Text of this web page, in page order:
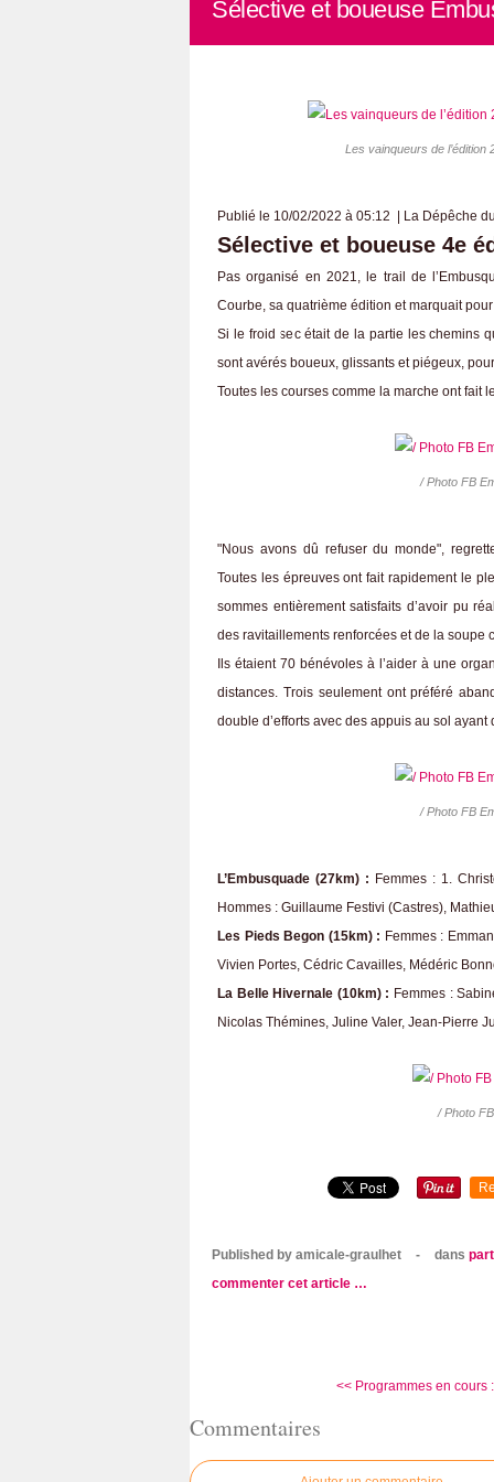
Sélective et boueuse
Les vainqueurs de
Publié le 10/02/2022 à 05:12 | La Dépêche
Sélective et boueuse 4e
Pas organisé en 2021, le trail de
Courbe, sa quatrième édition et marquait
Si le froid sec était de la partie les chemins
sont avérés boueux, glissants et piégeux,
Toutes les courses comme la marche ont fait
/ Photo FB
"Nous avons dû refuser du monde",
Toutes les épreuves ont fait rapidement le
sommes entièrement satisfaits d’avoir pu
des ravitaillements renforcées et de la soupe
Ils étaient 70 bénévoles à l’aider à une
distances. Trois seulement ont préféré
double d’efforts avec des appuis au sol ayant
/ Photo FB
L’Embusquade (27km) : Femmes : 1.
Hommes : Guillaume Festivi (Castres),
Les Pieds Begon (15km) : Femmes :
Vivien Portes, Cédric Cavailles, Médéric
La Belle Hivernale (10km) : Femmes :
Nicolas Thémines, Juline Valer, Jean-Pierre
/ Photo
Published by amicale-graulhet - dans
commenter cet article …
<< Programmes en cours
Commentaires